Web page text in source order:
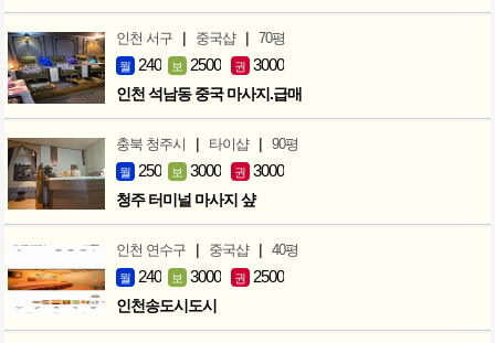
인천 서구 | 중국샵 | 70평
월 240 보 2500 권 3000
인천 석남동 중국 마사지.급매
충북 청주시 | 타이샵 | 90평
월 250 보 3000 권 3000
청주 터미널 마사지 샾
인천 연수구 | 중국샵 | 40평
월 240 보 3000 권 2500
인천송도시도시